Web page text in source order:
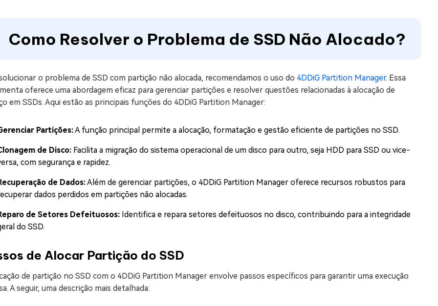
Como Resolver o Problema de SSD Não Alocado?
o problema de SSD com partição não alocada, recomendamos o uso do 4DDiG Partition Manager. Essa
oferece uma abordagem eficaz para gerenciar partições e resolver questões relacionadas à alocação de
em SSDs. Aqui estão as principais funções do 4DDiG Partition Manager:
Partições:A função principal permite a alocação, formatação e gestão eficiente de partições no SSD.
de Disco: Facilita a migração do sistema operacional de um disco para outro, seja HDD para SSD ou vice-
com segurança e rapidez.
de Dados:Além de gerenciar partições, o 4DDiG Partition Manager oferece recursos robustos para
dados perdidos em partições não alocadas.
de Setores Defeituosos: Identifica e repara setores defeituosos no disco, contribuindo para a integridade
do SSD.
de Alocar Partição do SSD
de partição no SSD com o 4DDiG Partition Manager envolve passos específicos para garantir uma execução
A seguir, uma descrição mais detalhada: